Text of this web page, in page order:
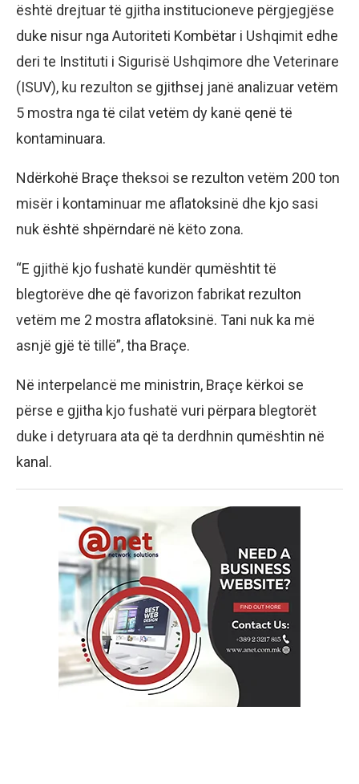
është drejtuar të gjitha institucioneve përgjegjëse
duke nisur nga Autoriteti Kombëtar i Ushqimit edhe
deri te Instituti i Sigurisë Ushqimore dhe Veterinare
(ISUV), ku rezulton se gjithsej janë analizuar vetëm
5 mostra nga të cilat vetëm dy kanë qenë të
kontaminuara.
Ndërkohë Braçe theksoi se rezulton vetëm 200 ton
misër i kontaminuar me aflatoksinë dhe kjo sasi
nuk është shpërndarë në këto zona.
“E gjithë kjo fushatë kundër qumështit të
blegtorëve dhe që favorizon fabrikat rezulton
vetëm me 2 mostra aflatoksinë. Tani nuk ka më
asnjë gjë të tillë”, tha Braçe.
Në interpelancë me ministrin, Braçe kërkoi se
përse e gjitha kjo fushatë vuri përpara blegtorët
duke i detyruara ata që ta derdhnin qumështin në
kanal.